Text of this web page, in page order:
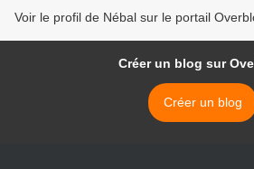
Voir le profil de Nébal sur le portail
Créer un blog sur
Créer un blog